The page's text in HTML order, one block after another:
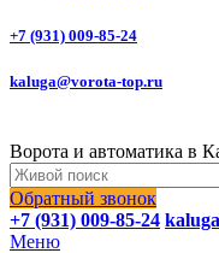
+7 (931) 009-85-24
kaluga@vorota-top.ru
Ворота и автоматика в
Обратный звонок
+7 (931) 009-85-24
Меню